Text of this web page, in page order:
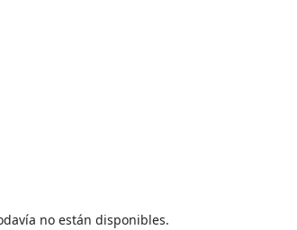
no están disponibles.